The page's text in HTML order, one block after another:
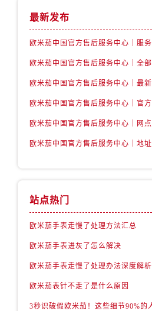
最新发布
站点热门
欧米茄手表走慢了处理方法汇总
欧米茄手表进灰了怎么解决
欧米茄手表走慢了处理办法深度解析
欧米茄表针不走了是什么原因